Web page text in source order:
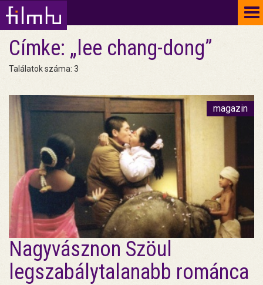
Címke: „lee chang-dong”
Találatok száma: 3
magazin
Nagyvásznon Szöul
legszabálytalanabb románca